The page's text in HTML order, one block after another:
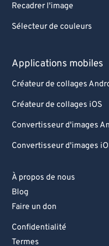
Recadrer l'image
Sélecteur de couleurs
Applications mobiles
Créateur de collages
Créateur de collages iOS
Convertisseur d'images
Convertisseur d'images
À propos de nous
Blog
Faire un don
Confidentialité
Termes